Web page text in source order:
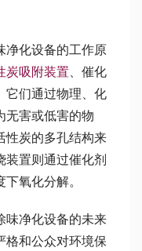
化设备的工作原
炭吸附装置、催化
它们通过物理、化
无害或低害的物
性炭的多孔结构来
装置则通过催化剂
氧化分解。
净化设备的未来
格和公众对环境保